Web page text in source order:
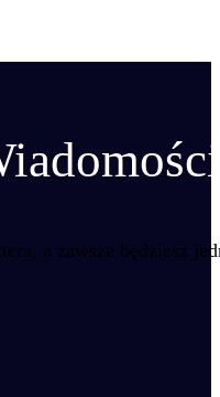
a zawsze będziesz